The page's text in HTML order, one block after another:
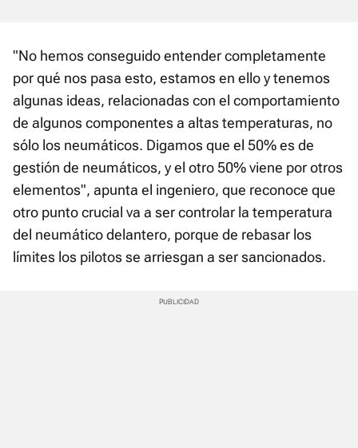
"No hemos conseguido entender completamente
por qué nos pasa esto, estamos en ello y tenemos
algunas ideas, relacionadas con el comportamiento
de algunos componentes a altas temperaturas, no
sólo los neumáticos. Digamos que el 50% es de
gestión de neumáticos, y el otro 50% viene por otros
elementos", apunta el ingeniero, que reconoce que
otro punto crucial va a ser controlar la temperatura
del neumático delantero, porque de rebasar los
límites los pilotos se arriesgan a ser sancionados.